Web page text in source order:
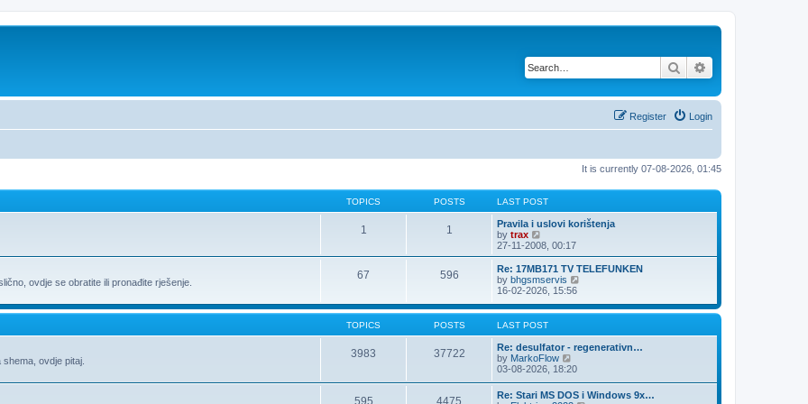
Search
Login
Register
It is currently 07-08-2026, 01:45
TOPICS POSTS LAST POST
1 1
Pravila i uslovi korištenja
by trax
i
e
w
t
h
l
a
t
e
s
t
p
o
s
27-11-2008, 00:17
ovdje se obratite ili pronađite rješenje.
67 596
Re: 17MB171 TV TELEFUNKEN
by bhgsmservis
w
e
l
e
s
16-02-2026, 15:56
TOPICS POSTS LAST POST
ovdje pitaj.
3983 37722
Re: desulfator - regenerativn…
by MarkoFlow
i
w
t
03-08-2026, 18:20
595 4475
Re: Stari MS DOS i Windows 9x…